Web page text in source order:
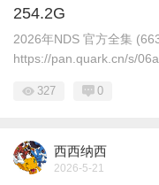
254.2G
2026年NDS 官方全集
https://pan.quark.cn/s/
327 0
西西纳西
2026-5-21